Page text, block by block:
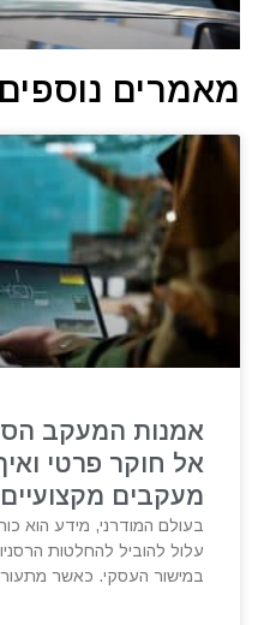
מאמרים
אמנות המעקב
אל חוקר פרטי
מעקבים
בעולם המודרני, מידע הוא
עלול להוביל להחלטות
במישור העסקי. כאשר